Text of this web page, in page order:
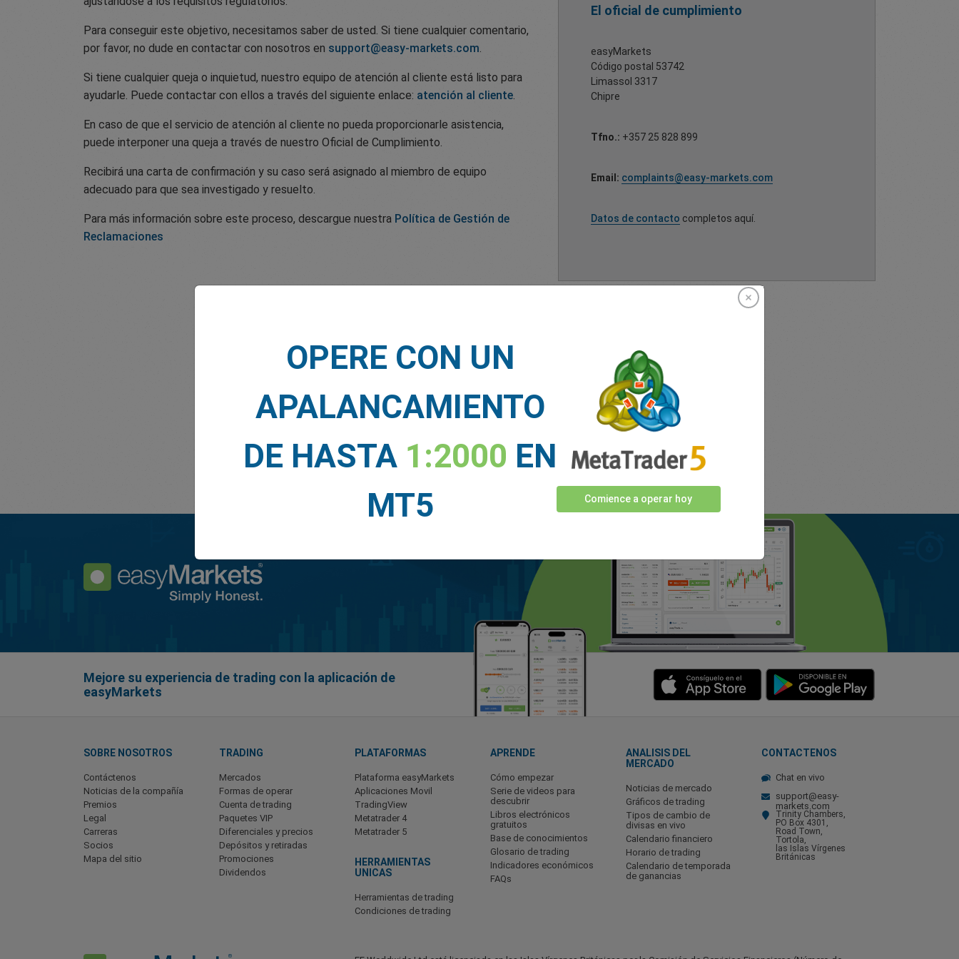
Para conseguir este objetivo, necesitamos saber de usted. Si tiene cualquier comentario,
por favor, no dude en contactar con nosotros en support@easy-markets.com.
Si tiene cualquier queja o inquietud, nuestro equipo de atención al cliente está listo para
ayudarle. Puede contactar con ellos a través del siguiente enlace: atención al cliente.
En caso de que el servicio de atención al cliente no pueda proporcionarle asistencia,
puede interponer una queja a través de nuestro Oficial de Cumplimiento.
Recibirá una carta de confirmación y su caso será asignado al miembro de equipo
adecuado para que sea investigado y resuelto.
Para más información sobre este proceso, descargue nuestra Política de Gestión de
Reclamaciones
El oficial de cumplimiento
easyMarkets
Código postal 53742
Limassol 3317
Chipre
Tfno.: +357 25 828 899
Email: complaints@easy-markets.com
Datos de contacto completos aquí.
Mejore su experiencia de trading con la aplicación de
easyMarkets
SOBRE NOSOTROS
Contáctenos
Noticias de la compañía
Premios
Legal
Carreras
Socios
Mapa del sitio
TRADING
Mercados
Formas de operar
Cuenta de trading
Paquetes VIP
Diferenciales y precios
Depósitos y retiradas
Promociones
Dividendos
PLATAFORMAS
Plataforma easyMarkets
Aplicaciones Movil
TradingView
Metatrader 4
Metatrader 5
HERRAMIENTAS
UNICAS
Herramientas de trading
Condiciones de trading
APRENDE
Cómo empezar
Serie de videos para
descubrir
Libros electrónicos
gratuitos
Base de conocimientos
Glosario de trading
Indicadores económicos
FAQs
ANALISIS DEL
MERCADO
Noticias de mercado
Gráficos de trading
Tipos de cambio de
divisas en vivo
Calendario financiero
Horario de trading
Calendario de temporada
de ganancias
CONTACTENOS
Chat en vivo
support@easy-
markets.com
Trinity Chambers,
PO Box 4301,
Road Town,
Tortola,
las Islas Vírgenes
Británicas
OPERE CON UN
APALANCAMIENTO
DE HASTA 1:2000 EN
MT5
Comience a operar hoy